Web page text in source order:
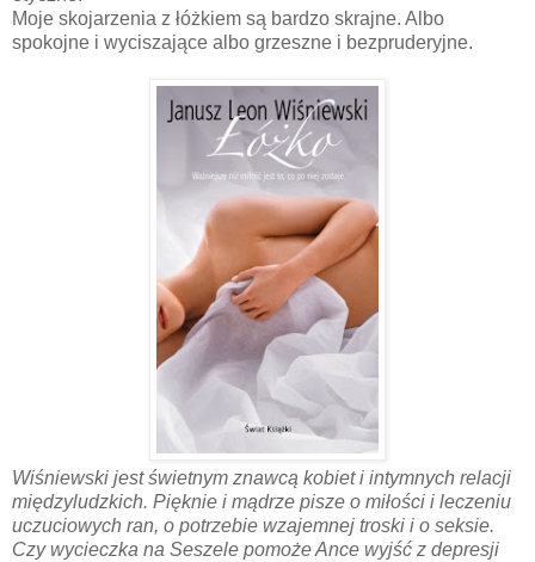
Moje skojarzenia z łóżkiem są bardzo skrajne. Albo
spokojne i wyciszające albo grzeszne i bezpruderyjne.
Wiśniewski jest świetnym znawcą kobiet i intymnych relacji
międzyludzkich. Pięknie i mądrze pisze o miłości i leczeniu
uczuciowych ran, o potrzebie wzajemnej troski i o seksie.
Czy wycieczka na Seszele pomoże Ance wyjść z depresji